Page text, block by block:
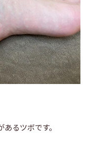
るツボです。